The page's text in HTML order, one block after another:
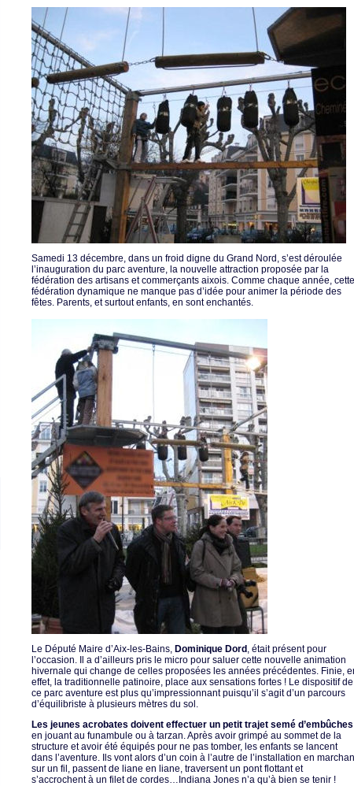
Samedi 13 décembre, dans un froid digne du Grand Nord, s’est déroulée
l’inauguration du parc aventure, la nouvelle attraction proposée par la
fédération des artisans et commerçants aixois. Comme chaque année, cette
fédération dynamique ne manque pas d’idée pour animer la période des
fêtes. Parents, et surtout enfants, en sont enchantés.
Le Député Maire d’Aix-les-Bains, Dominique Dord , était présent pour
l’occasion. Il a d’ailleurs pris le micro pour saluer cette nouvelle animation
hivernale qui change de celles proposées les années précédentes. Finie,
effet, la traditionnelle patinoire, place aux sensations fortes ! Le dispositif de
ce parc aventure est plus qu’impressionnant puisqu’il s’agit d’un parcours
d’équilibriste à plusieurs mètres du sol.
Les jeunes acrobates doivent effectuer un petit trajet semé d’embûches
en jouant au funambule ou à tarzan. Après avoir grimpé au sommet de la
structure et avoir été équipés pour ne pas tomber, les enfants se lancent
dans l’aventure. Ils vont alors d’un coin à l’autre de l’installation en
sur un fil, passent de liane en liane, traversent un pont flottant et
s’accrochent à un filet de cordes…Indiana Jones n’a qu’à bien se tenir !